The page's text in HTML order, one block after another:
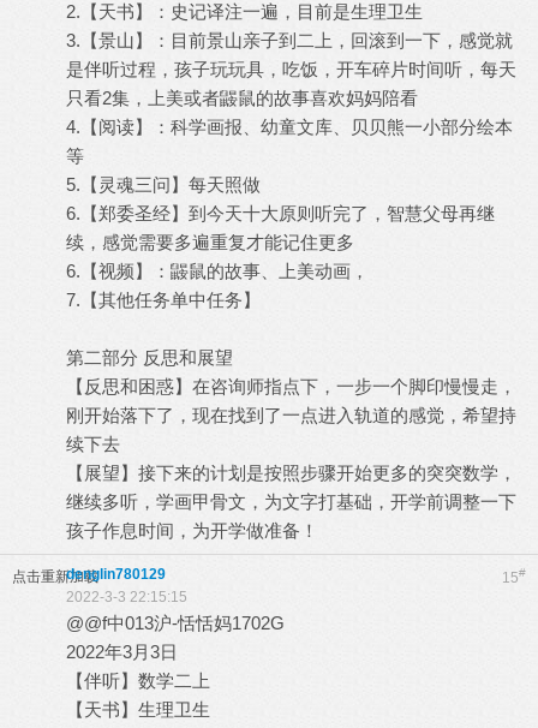
2.【天书】：史记译注一遍，目前是生理卫生
3.【景山】：目前景山亲子到二上，回滚到一下，感觉就
是伴听过程，孩子玩玩具，吃饭，开车碎片时间听，每天
只看2集，上美或者鼹鼠的故事喜欢妈妈陪看
4.【阅读】：科学画报、幼童文库、贝贝熊一小部分绘本
等
5.【灵魂三问】每天照做
6.【郑委圣经】到今天十大原则听完了，智慧父母再继
续，感觉需要多遍重复才能记住更多
6.【视频】：鼹鼠的故事、上美动画，
7.【其他任务单中任务】
第二部分 反思和展望
【反思和困惑】在咨询师指点下，一步一个脚印慢慢走，
刚开始落下了，现在找到了一点进入轨道的感觉，希望持
续下去
【展望】接下来的计划是按照步骤开始更多的突突数学，
继续多听，学画甲骨文，为文字打基础，开学前调整一下
孩子作息时间，为开学做准备！
点击重新加载 15#
denglin780129
2022-3-3 22:15:15
@@f中013沪-恬恬妈1702G
2022年3月3日
【伴听】数学二上
【天书】生理卫生